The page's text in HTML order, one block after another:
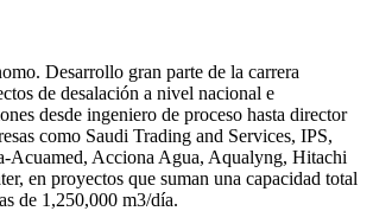
Desarrollo gran parte de la carrera
de desalación a nivel nacional e
desde ingeniero de proceso hasta director
como Saudi Trading and Services, IPS,
Acuamed, Acciona Agua, Aqualyng, Hitachi
en proyectos que suman una capacidad total
de 1,250,000 m3/día.